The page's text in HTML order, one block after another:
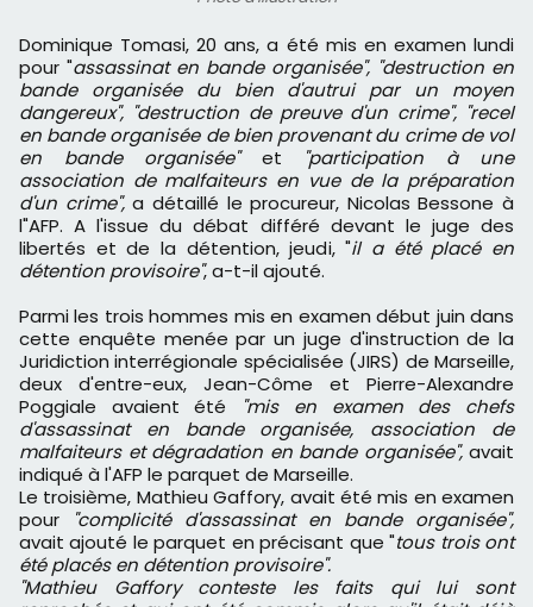
Dominique Tomasi, 20 ans, a été mis en examen lundi
pour "assassinat en bande organisée", "destruction en
bande organisée du bien d'autrui par un moyen
dangereux", "destruction de preuve d'un crime", "recel
en bande organisée de bien provenant du crime de vol
en bande organisée"et
"participation à une
association de malfaiteurs en vue de la préparation
d'un crime",a détaillé le procureur, Nicolas Bessone à
l"AFP. A l'issue du débat différé devant le juge des
libertés et de la détention, jeudi, "il a été placé en
détention provisoire", a-t-il ajouté.
Parmi les trois hommes mis en examen début juin dans
cette enquête menée par un juge d'instruction de la
Juridiction interrégionale spécialisée (JIRS) de Marseille,
deux d'entre-eux, Jean-Côme et Pierre-Alexandre
Poggiale avaient été
"mis en examen des chefs
d'assassinat en bande organisée, association de
malfaiteurs et dégradation en bande organisée", avait
indiqué à l'AFP le parquet de Marseille.
Le troisième, Mathieu Gaffory, avait été mis en examen
pour
"complicité d'assassinat en bande organisée",
avait ajouté le parquet en précisant que "tous trois ont
été placés en détention provisoire".
"Mathieu Gaffory conteste les faits qui lui sont